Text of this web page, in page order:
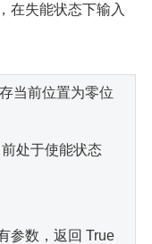
在失能状态下输入
当前位置为零位
处于使能状态
数，返回 True